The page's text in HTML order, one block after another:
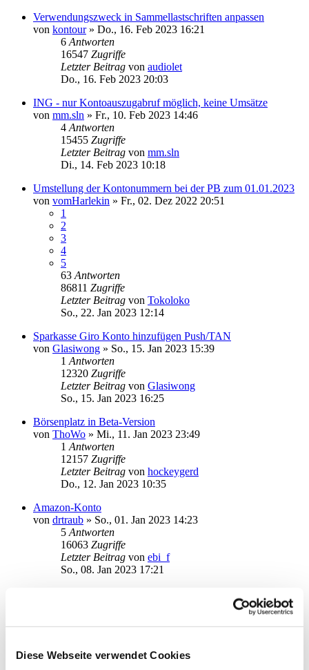
Diese Webseite verwendet Cookies
Verwendungszweck in Sammellastschriften anpassen
von kontour» Do., 16. Feb 2023 16:21
6 Antworten
16547 Zugriffe
Letzter Beitrag von audiolet
Do., 16. Feb 2023 20:03
ING - nur Kontoauszugabruf möglich, keine Umsätze
von mm.sln » Fr., 10. Feb 2023 14:46
4 Antworten
15455 Zugriffe
Letzter Beitrag von mm.sln
Di., 14. Feb 2023 10:18
Umstellung der Kontonummern bei der PB zum 01.01.2023
von vomHarlekin » Fr., 02. Dez 2022 20:51
1
2
3
4
5
63 Antworten
86811 Zugriffe
Letzter Beitrag von Tokoloko
So., 22. Jan 2023 12:14
Sparkasse Giro Konto hinzufügen Push/TAN
von Glasiwong » So., 15. Jan 2023 15:39
1 Antworten
12320 Zugriffe
Letzter Beitrag von Glasiwong
So., 15. Jan 2023 16:25
Börsenplatz in Beta-Version
von ThoWo » Mi., 11. Jan 2023 23:49
1 Antworten
12157 Zugriffe
Letzter Beitrag von hockeygerd
Do., 12. Jan 2023 10:35
Amazon-Konto
von drtraub » So., 01. Jan 2023 14:23
5 Antworten
16063 Zugriffe
Letzter Beitrag von ebi_f
So., 08. Jan 2023 17:21
13631Zugriffe
Sa., 31. Dez 2022 11:39